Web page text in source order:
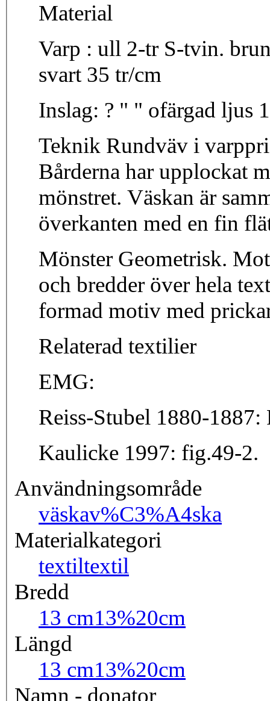
Material
Varp : ull 2-tr S-tvin. brun, lj. gul, gul, m. gul, m. röd, vit,
svart 35 tr/cm
Teknik Rundväv i varppris med bårder och färg ränder.
Bårderna har upplockat
mönstret. Väskan är
överkanten med en fin
Mönster Geometrisk. Motivet består av ränder i olika färg
och bredder över hela
formad motiv med
Relaterad textilier
EMG:
Reiss-Stubel 1880-1887:
Kaulicke 1997: fig.49-2.
Användningsområde
väskav%C3%A4ska
Materialkategori
textiltextil
Bredd
13 cm13%20cm
Längd
13 cm13%20cm
Namn - donator